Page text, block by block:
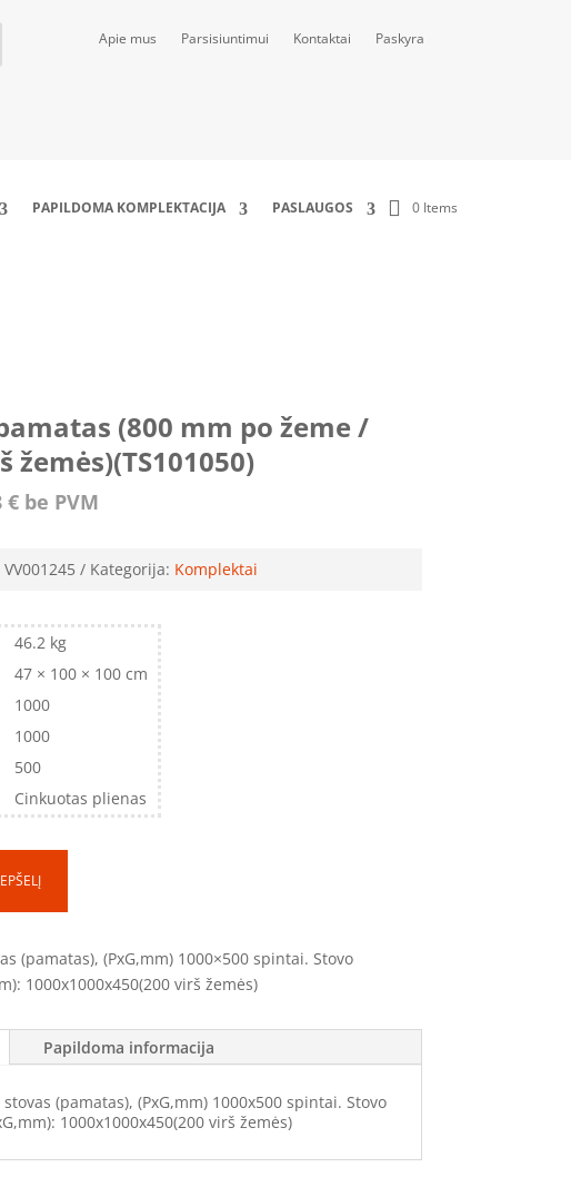
Apie mus Parsisiuntimui Kontaktai Paskyra
PAPILDOMA KOMPLEKTACIJA PASLAUGOS 0 Items
(800 mm po žeme /
žemės)(TS101050)
€be PVM
VV001245 Kategorija: Komplektai
46.2 kg
47 × 100 × 100 cm
1000
1000
500
Cinkuotas plienas
(pamatas), (PxG,mm) 1000×500 spintai. Stovo
1000x1000x450(200 virš žemės)
Papildoma informacija
(pamatas), (PxG,mm) 1000x500 spintai. Stovo
1000x1000x450(200 virš žemės)